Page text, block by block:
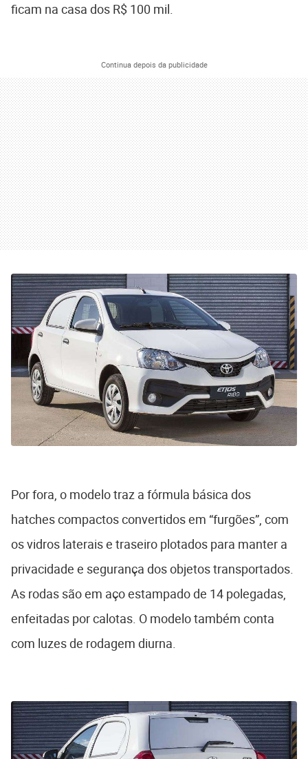
ficam na casa dos R$ 100 mil.
Continua depois da publicidade
Por fora, o modelo traz a fórmula básica dos
hatches compactos convertidos em “furgões”, com
os vidros laterais e traseiro plotados para manter a
privacidade e segurança dos objetos transportados.
As rodas são em aço estampado de 14 polegadas,
enfeitadas por calotas. O modelo também conta
com luzes de rodagem diurna.